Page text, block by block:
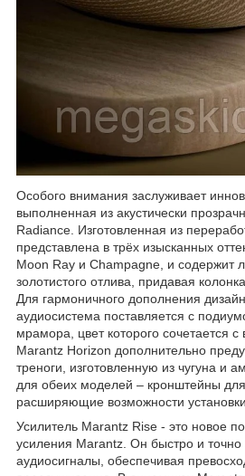
Особого внимания заслуживает
выполненная из акустически
Radiance. Изготовленная из
представлена в трёх изысканных
Moon Ray и Champagne, и содержит
золотистого отлива, придавая
Для гармоничного дополнения
аудиосистема поставляется с
мрамора, цвет которого сочетается
Marantz Horizon дополнительно
треноги, изготовленную из чугуна и
для обеих моделей – кронштейны
расширяющие возможности установки.
Усилитель Marantz Rise - это новое
усиления Marantz. Он быстро и точно
аудиосигналы, обеспечивая